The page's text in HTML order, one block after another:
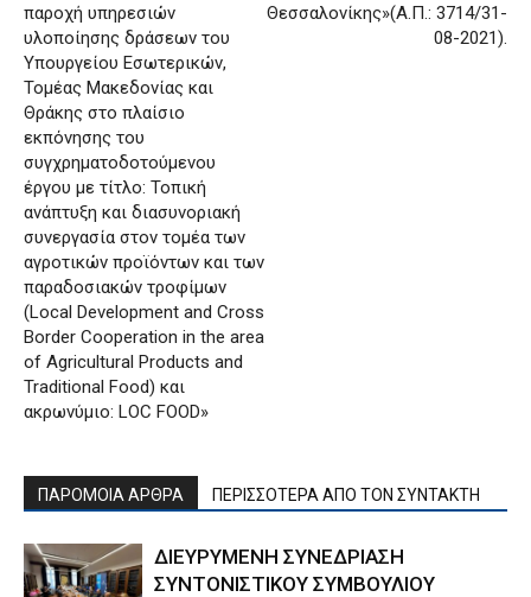
παροχή υπηρεσιών
υλοποίησης δράσεων του
Υπουργείου Εσωτερικών,
Τομέας Μακεδονίας και
Θράκης στο πλαίσιο
εκπόνησης του
συγχρηματοδοτούμενου
έργου με τίτλο: Τοπική
ανάπτυξη και διασυνοριακή
συνεργασία στον τομέα των
αγροτικών προϊόντων και των
παραδοσιακών τροφίμων
(Local Development and Cross
Border Cooperation in the area
of Agricultural Products and
Traditional Food) και
ακρωνύμιο: LOC FOOD»
Θεσσαλονίκης»(Α.Π.: 3714/31-
08-2021).
ΠΑΡΟΜΟΙΑ ΑΡΘΡΑ ΠΕΡΙΣΣΟΤΕΡΑ ΑΠΟ ΤΟΝ ΣΥΝΤΑΚΤΗ
ΔΙΕΥΡΥΜΕΝΗ ΣΥΝΕΔΡΙΑΣΗ
ΣΥΝΤΟΝΙΣΤΙΚΟΥ ΣΥΜΒΟΥΛΙΟΥ